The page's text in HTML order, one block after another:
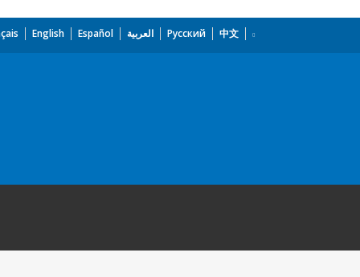
English Español العربية Русский 中文